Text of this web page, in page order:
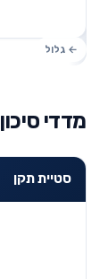
מדדי סיכון
סטיית תקן